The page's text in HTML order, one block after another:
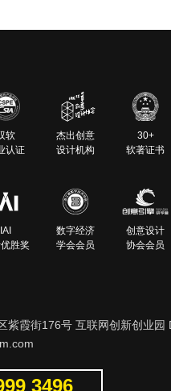
软
认证
杰出创意
设计机构
30+
软著证书
IAI
胜奖
数字经济
学会会员
创意设计
协会会员
紫霞街176号 互联网创新创业园
3496